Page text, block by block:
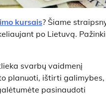
kursais? Šiame
po Lietuvą.
svarbų vaidmenį
planuoti, ištirti galimybes,
pasinaudoti